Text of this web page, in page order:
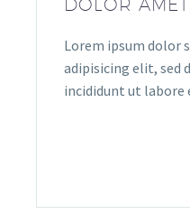
DOLOR
Lorem ipsum dolor
adipisicing elit, sed
incididunt ut labore